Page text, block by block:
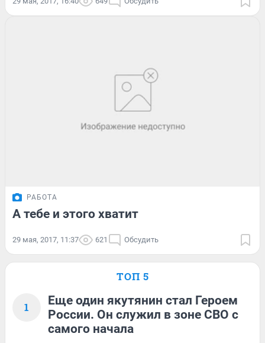
РАБОТА
А тебе и этого хватит
29 мая, 2017, 11:37 621 Обсудить
ТОП 5
1
Еще один якутянин стал Героем
России. Он служил в зоне СВО с
самого начала